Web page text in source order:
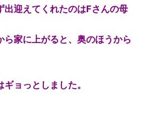
出迎えてくれたのはFさんの母
ら家に上がると、奥のほうから
ョっとしました。